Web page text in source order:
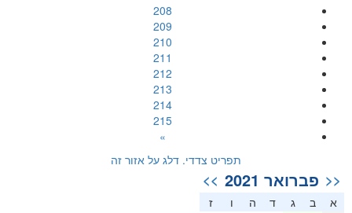
208
209
210
211
212
213
214
215
»
תפריט צדדי. דלג על אזור זה
<< פברואר 2021 >>
א ב ג ד ה
ז